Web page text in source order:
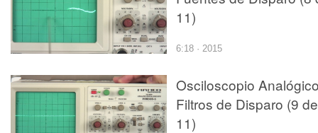
11)
6:18 · 2015
Osciloscopio
Filtros de Disparo (9 de
11)